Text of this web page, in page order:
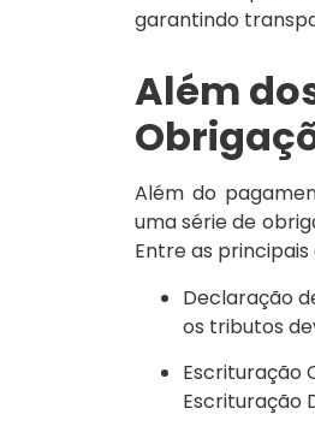
garantindo
Além
Além do
uma série de
Entre as
Declaração
os tributos
Escrituração
Escrituração